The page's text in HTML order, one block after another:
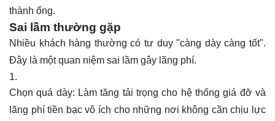
thành ống.
Sai lầm thường gặp
Nhiều khách hàng thường có tư duy "càng dày càng tốt".
Đây là một quan niệm sai lầm gây lãng phí.
Chọn quá dày: Làm tăng tải trọng cho hệ thống giá đỡ và
lãng phí tiền bạc vô ích cho những nơi không cần chịu lực